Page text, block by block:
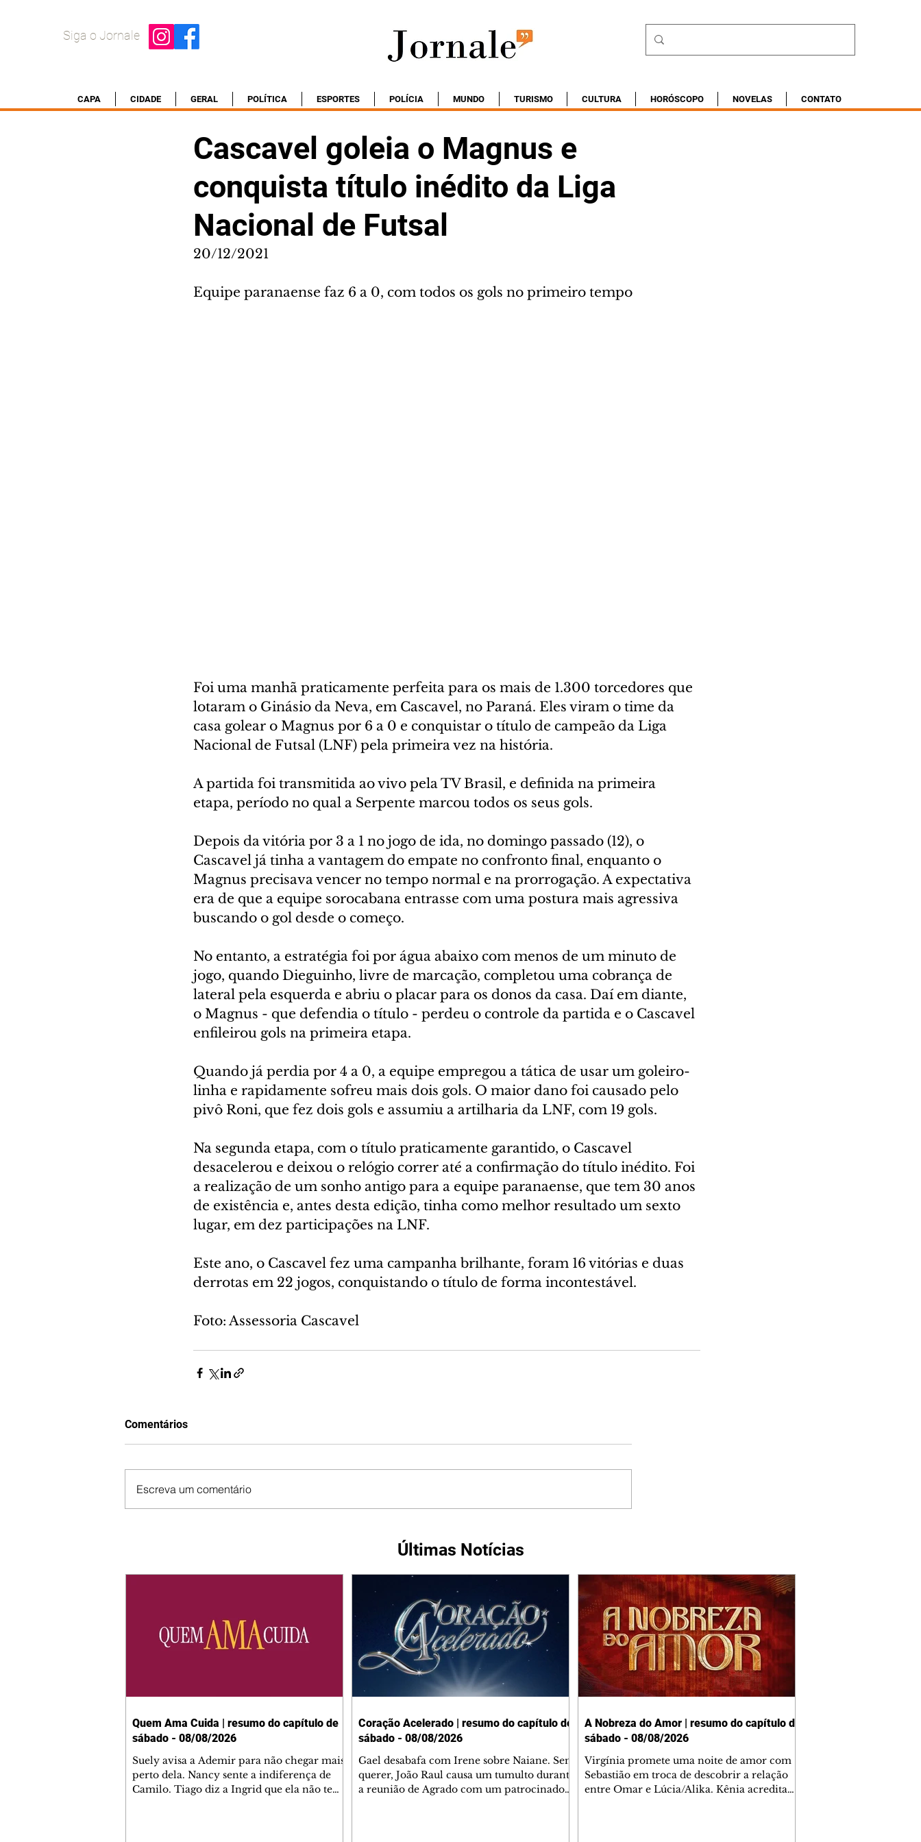
Siga o Jornale
CAPA CIDADE GERAL POLÍTICA ESPORTES POLÍCIA MUNDO TURISMO CULTURA HORÓSCOPO NOVELAS CONTATO
Cascavel goleia o Magnus e
conquista título inédito da Liga
Nacional de Futsal
20/12/2021
Equipe paranaense faz 6 a 0, com todos os gols no primeiro tempo
Foi uma manhã praticamente perfeita para os mais de 1.300 torcedores que
lotaram o Ginásio da Neva, em Cascavel, no Paraná. Eles viram o time da
casa golear o Magnus por 6 a 0 e conquistar o título de campeão da Liga
Nacional de Futsal (LNF) pela primeira vez na história.
A partida foi transmitida ao vivo pela TV Brasil, e definida na primeira
etapa, período no qual a Serpente marcou todos os seus gols.
Depois da vitória por 3 a 1 no jogo de ida, no domingo passado (12), o
Cascavel já tinha a vantagem do empate no confronto final, enquanto o
Magnus precisava vencer no tempo normal e na prorrogação. A expectativa
era de que a equipe sorocabana entrasse com uma postura mais agressiva
buscando o gol desde o começo.
No entanto, a estratégia foi por água abaixo com menos de um minuto de
jogo, quando Dieguinho, livre de marcação, completou uma cobrança de
lateral pela esquerda e abriu o placar para os donos da casa. Daí em diante,
o Magnus - que defendia o título - perdeu o controle da partida e o Cascavel
enfileirou gols na primeira etapa.
Quando já perdia por 4 a 0, a equipe empregou a tática de usar um goleiro-
linha e rapidamente sofreu mais dois gols. O maior dano foi causado pelo
pivô Roni, que fez dois gols e assumiu a artilharia da LNF, com 19 gols.
Na segunda etapa, com o título praticamente garantido, o Cascavel
desacelerou e deixou o relógio correr até a confirmação do título inédito. Foi
a realização de um sonho antigo para a equipe paranaense, que tem 30 anos
de existência e, antes desta edição, tinha como melhor resultado um sexto
lugar, em dez participações na LNF.
Este ano, o Cascavel fez uma campanha brilhante, foram 16 vitórias e duas
derrotas em 22 jogos, conquistando o título de forma incontestável.
Foto: Assessoria Cascavel
Comentários
Escreva um comentário
Últimas Notícias
Quem Ama Cuida | resumo do capítulo de
sábado - 08/08/2026
Suely avisa a Ademir para não chegar mais
perto dela. Nancy sente a indiferença de
Camilo. Tiago diz a Ingrid que ela não tem
Coração Acelerado | resumo do capítulo de
sábado - 08/08/2026
Gael desabafa com Irene sobre Naiane. Sem
querer, João Raul causa um tumulto durante
a reunião de Agrado com um patrocinador.
A Nobreza do Amor | resumo do capítulo de
sábado - 08/08/2026
Virgínia promete uma noite de amor com
Sebastião em troca de descobrir a relação
entre Omar e Lúcia/Alika. Kênia acredita